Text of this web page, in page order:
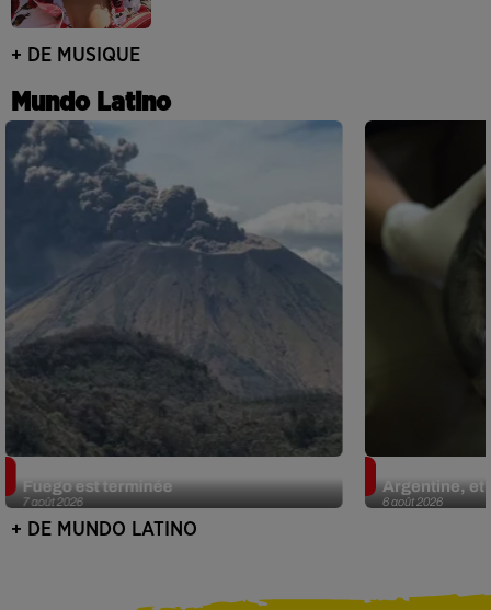
+ DE MUSIQUE
Mundo Latino
7 août 2026
Fuego est terminée
6 août 2026
Argentine, et
+ DE MUNDO LATINO